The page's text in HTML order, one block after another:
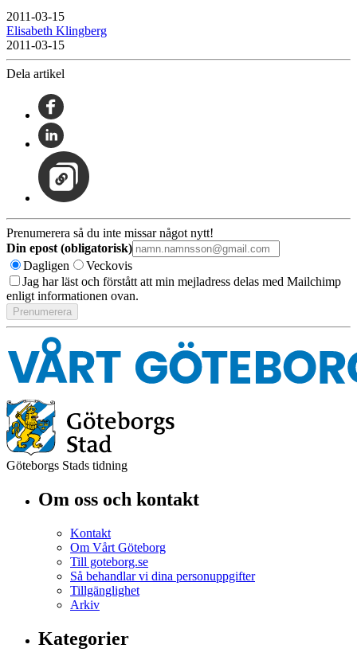
2011-03-15
Elisabeth Klingberg
2011-03-15
Dela artikel
Prenumerera så du inte missar något nytt!
Din epost (obligatorisk)
Dagligen
Veckovis
Jag har läst och förstått att min mejladress delas med Mailchimp
enligt informationen ovan.
Göteborgs Stads tidning
Om oss och kontakt
Kontakt
Om Vårt Göteborg
Till goteborg.se
Så behandlar vi dina personuppgifter
Tillgänglighet
Arkiv
Kategorier